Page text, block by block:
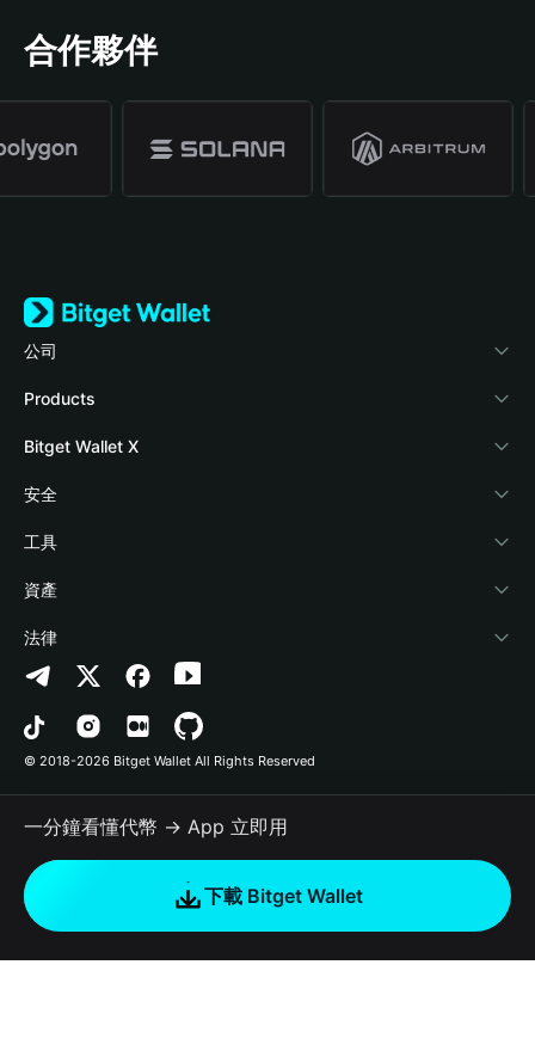
合作夥伴
公司
關於 Bitget Wallet
部落格
學院
加密資訊
幫助中心
‌聯繫我們
品牌資源
工作機會
Products
Crypto Card
Stablecoin Earn
Payfi Crypto
Crypto Swap API
Altcoin Season Index
Prediction Markets
DApp
RWA
如何購買加密貨幣
Bitget Wallet X
開發者文件
連接錢包
Bitget Wallet Pay
合作上架
安全
風險保障基金
安全防護技術
工具
快捷買幣
授權檢測
合約檢測
批次轉帳
資產
Arbitrum
Avalanche
Bitcoin
Polygon
法律
隱私協議
用戶使用協議
© 2018-2026 Bitget Wallet All Rights Reserved
一分鐘看懂代幣 → App 立即用
下載 Bitget Wallet